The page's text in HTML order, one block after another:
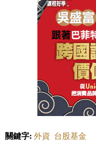
關鍵字: 外資 台股基金